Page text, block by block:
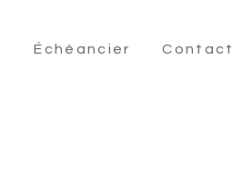
Échéancier Contact